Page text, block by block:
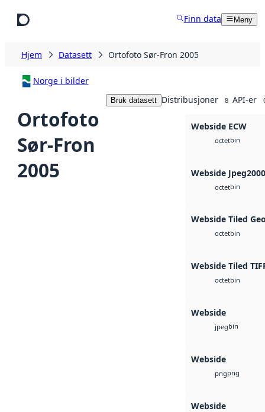
Finn data Meny
Hjem Datasett Ortofoto Sør-Fron 2005
Norge i bilder
Ortofoto
Sør-Fron
2005
Bruk datasett Distribusjoner 8 API-er
Webside ECW
octetbin
Webside Jpeg2000
octetbin
Webside Tiled
octetbin
Webside Tiled
octetbin
Webside
jpegbin
Webside
pngpng
Webside